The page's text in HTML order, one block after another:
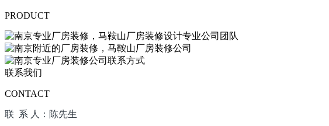
PRODUCT
联系我们
CONTACT
联 系 人：陈先生